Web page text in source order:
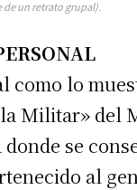
Número
un retrato grupal).
como lo
Militar» del
se
al